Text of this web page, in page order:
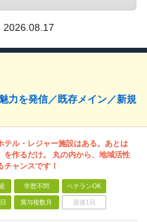
2026.08.17
力を発信／既存メイン／新規
テル・レジャー施設はある。あとは
を作るだけ。 丸の内から、地域活性
チャンスです！
学歴不問 ベテランOK
賞与複数月 面接1回